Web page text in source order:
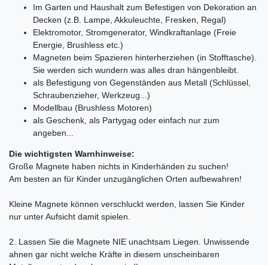
Im Garten und Haushalt zum Befestigen von Dekoration an
Decken (z.B. Lampe, Akkuleuchte, Fresken, Regal)
Elektromotor, Stromgenerator, Windkraftanlage (Freie
Energie, Brushless etc.)
Magneten beim Spazieren hinterherziehen (in Stofftasche).
Sie werden sich wundern was alles dran hängenbleibt.
als Befestigung von Gegenständen aus Metall (Schlüssel,
Schraubenzieher, Werkzeug...)
Modellbau (Brushless Motoren)
als Geschenk, als Partygag oder einfach nur zum
angeben...
Die wichtigsten Warnhinweise:
Große Magnete haben nichts in Kinderhänden zu suchen!
Am besten an für Kinder unzugänglichen Orten aufbewahren!
Kleine Magnete können verschluckt werden, lassen Sie Kinder
nur unter Aufsicht damit spielen.
2. Lassen Sie die Magnete NIE unachtsam Liegen. Unwissende
ahnen gar nicht welche Kräfte in diesem unscheinbaren